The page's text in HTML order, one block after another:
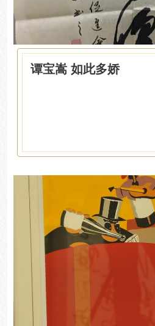
谭宝嵩 如此多娇